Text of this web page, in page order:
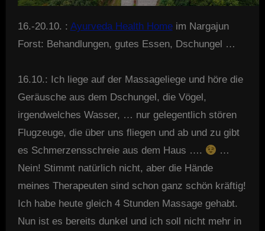
16.-20.10. : Ayurveda Health Homeim Nargajun
Forst: Behandlungen, gutes Essen, Dschungel …
16.10.: Ich liege auf der Massageliege und höre die
Geräusche aus dem Dschungel, die Vögel,
irgendwelches Wasser, … nur gelegentlich stören
Flugzeuge, die über uns fliegen und ab und zu gibt
es Schmerzensschreie aus dem Haus ….
…
Nein! Stimmt natürlich nicht, aber die Hände
meines Therapeuten sind schon ganz schön kräftig!
Ich habe heute gleich 4 Stunden Massage gehabt.
Nun ist es bereits dunkel und ich soll nicht mehr in